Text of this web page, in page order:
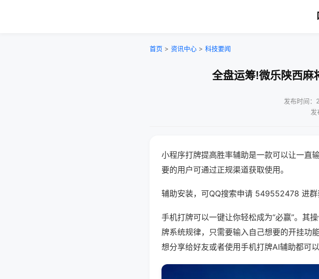
首页 > 资讯中心 > 科技要闻
全盘运筹!微乐陕西麻
发布时间
发
小程序打牌提高胜率辅助是一款可以让一直
要的用户可通过正规渠道获取使用。
辅助安装，可QQ搜索申请 549552478 进群
手机打牌可以一键让你轻松成为“必赢”。其
牌系统规律，只需要输入自己想要的开挂功
想分享给好友或者使用手机打牌AI辅助都可以